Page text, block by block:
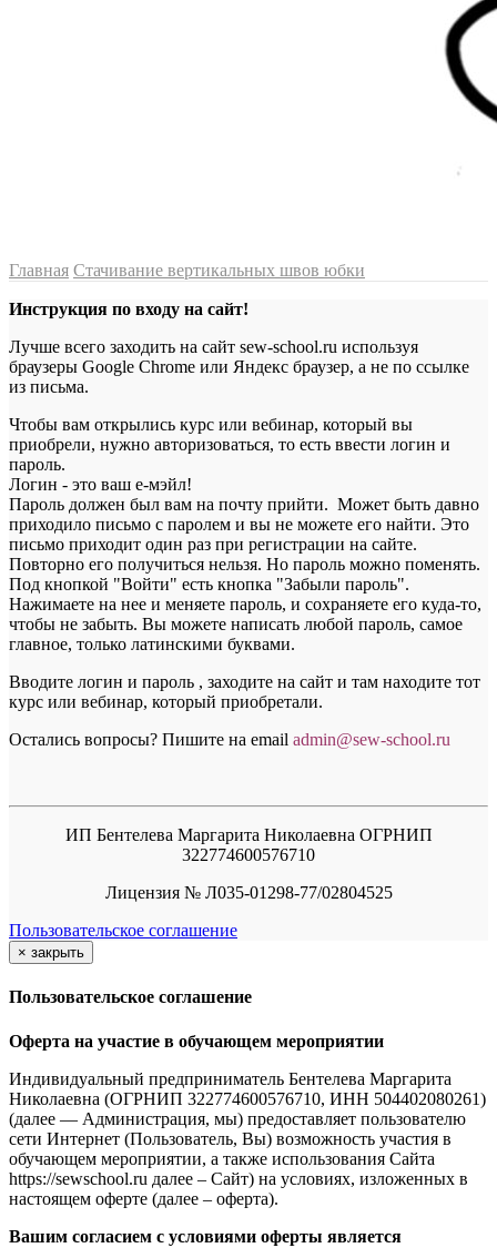
Главная Стачивание вертикальных швов юбки
Инструкция по входу на сайт!
Лучше всего заходить на сайт sew-school.ru используя
браузеры Google Chrome или Яндекс браузер, а не по ссылке
из письма.
Чтобы вам открылись курс или вебинар, который вы
приобрели, нужно авторизоваться, то есть ввести логин и
пароль.
Логин - это ваш е-мэйл!
Пароль должен был вам на почту прийти. Может быть давно
приходило письмо с паролем и вы не можете его найти. Это
письмо приходит один раз при регистрации на сайте.
Повторно его получиться нельзя. Но пароль можно поменять.
Под кнопкой "Войти" есть кнопка "Забыли пароль".
Нажимаете на нее и меняете пароль, и сохраняете его куда-то,
чтобы не забыть. Вы можете написать любой пароль, самое
главное, только латинскими буквами.
Вводите логин и пароль , заходите на сайт и там находите тот
курс или вебинар, который приобретали.
Остались вопросы? Пишите на email admin@sew-school.ru
ИП Бентелева Маргарита Николаевна ОГРНИП
322774600576710
Лицензия № Л035-01298-77/02804525
Пользовательское соглашение
× закрыть
Пользовательское соглашение
Оферта на участие в обучающем мероприятии
Индивидуальный предприниматель Бентелева Маргарита
Николаевна (ОГРНИП 322774600576710, ИНН 504402080261)
(далее — Администрация, мы) предоставляет пользователю
сети Интернет (Пользователь, Вы) возможность участия в
обучающем мероприятии, а также использования Сайта
https://sewschool.ru далее – Сайт) на условиях, изложенных в
настоящем оферте (далее – оферта).
Вашим согласием с условиями оферты является